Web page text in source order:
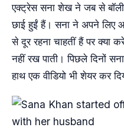
एक्ट्रेस सना शेख ने जब से
छाई हुईं हैं। सना ने अपने लिए
से दूर रहना चाहतीं हैं पर क्या
नहीं रख पाती। पिछले दिनों
हाथ एक वीडियो भी शेयर कर